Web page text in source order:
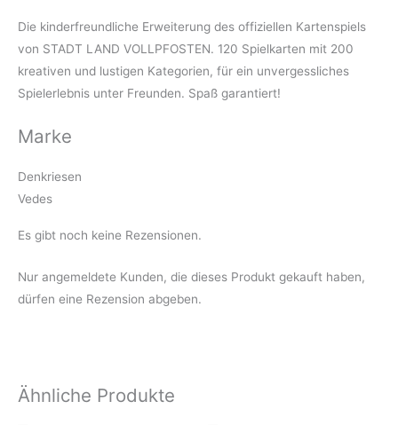
Die kinderfreundliche Erweiterung des offiziellen Kartenspiels
von STADT LAND VOLLPFOSTEN. 120 Spielkarten mit 200
kreativen und lustigen Kategorien, für ein unvergessliches
Spielerlebnis unter Freunden. Spaß garantiert!
Marke
Denkriesen
Vedes
Es gibt noch keine Rezensionen.
Nur angemeldete Kunden, die dieses Produkt gekauft haben,
dürfen eine Rezension abgeben.
Ähnliche Produkte